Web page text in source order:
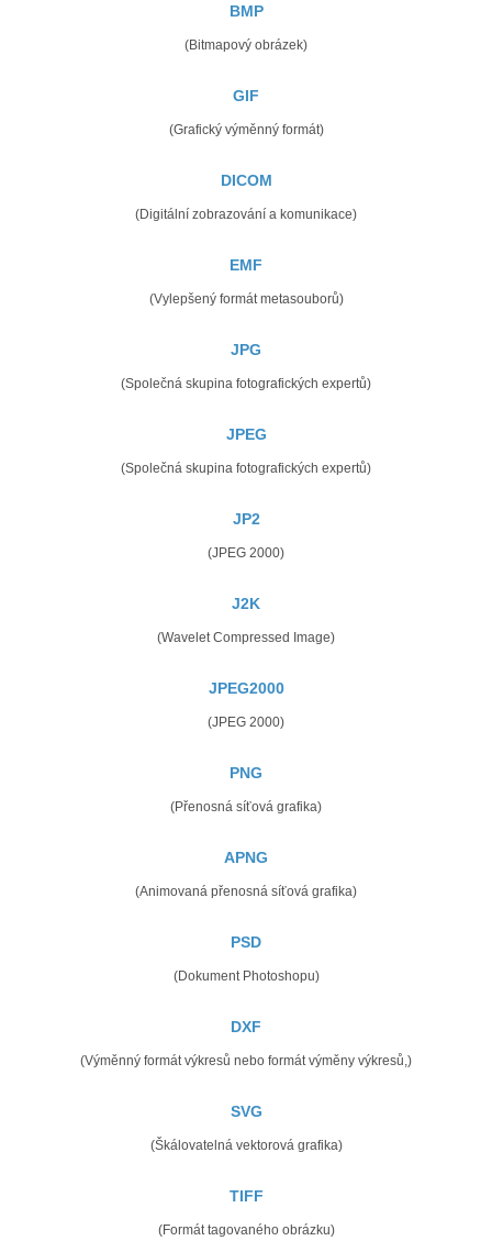
BMP
(Bitmapový obrázek)
GIF
(Grafický výměnný formát)
DICOM
(Digitální zobrazování a komunikace)
EMF
(Vylepšený formát metasouborů)
JPG
(Společná skupina fotografických expertů)
JPEG
(Společná skupina fotografických expertů)
JP2
(JPEG 2000)
J2K
(Wavelet Compressed Image)
JPEG2000
(JPEG 2000)
PNG
(Přenosná síťová grafika)
APNG
(Animovaná přenosná síťová grafika)
PSD
(Dokument Photoshopu)
DXF
(Výměnný formát výkresů nebo formát výměny výkresů,)
SVG
(Škálovatelná vektorová grafika)
TIFF
(Formát tagovaného obrázku)